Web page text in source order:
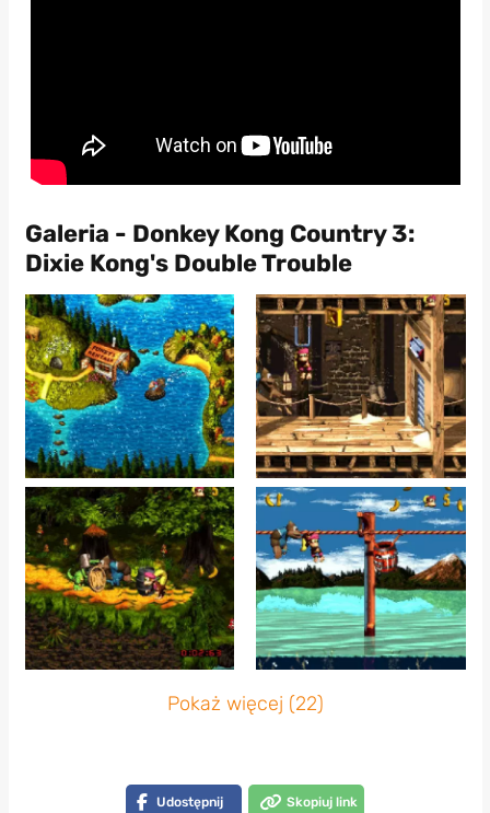
Galeria - Donkey Kong Country 3:
Dixie Kong's Double Trouble
Pokaż więcej (22)
Udostępnij Skopiuj link